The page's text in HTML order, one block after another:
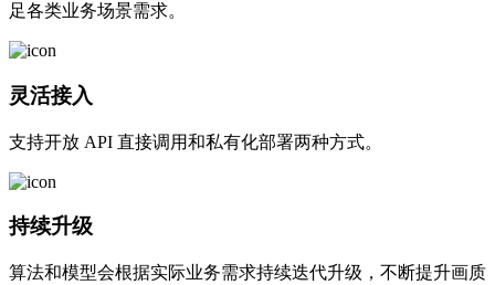
足各类业务场景需求。
灵活接入
支持开放 API 直接调用和私有化部署两种方式。
持续升级
算法和模型会根据实际业务需求持续迭代升级，不断提升画质